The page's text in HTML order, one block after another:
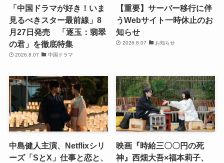
「中国ドラマが好き！いま
見るべきスター最前線」8
月27日発売 「逐玉：翡翠
の君」を徹底特集
2026.8.07 中国ドラマ
【重要】サーバー移行に伴
うWebサイト一時休止のお
知らせ
2026.8.07 お知らせ
中島健人主演、Netflixシリ
ーズ「SとX」仕事と恋と、
映画『時給三〇〇円の死
神』西畑大吾×福本莉子、